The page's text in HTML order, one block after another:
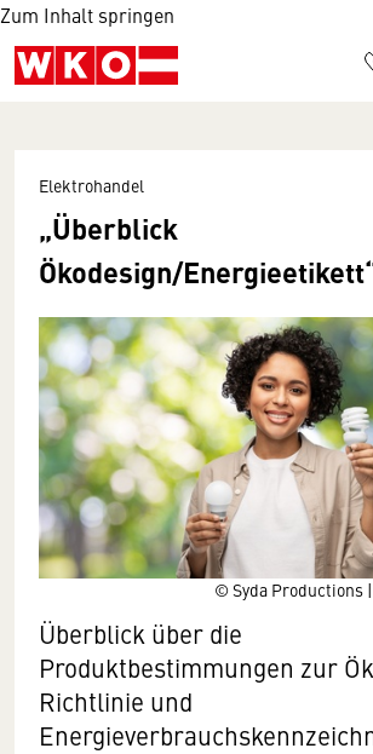
Zum Inhalt springen
© Syda Productions
Elektrohandel
„Überblick
Ökodesign/
Überblick über die
Produktbestimmungen zur
Richtlinie und